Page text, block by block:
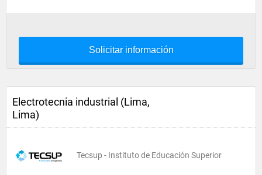
Solicitar información
Electrotecnia industrial (Lima,
Lima)
Tecsup - Instituto de Educación Superior